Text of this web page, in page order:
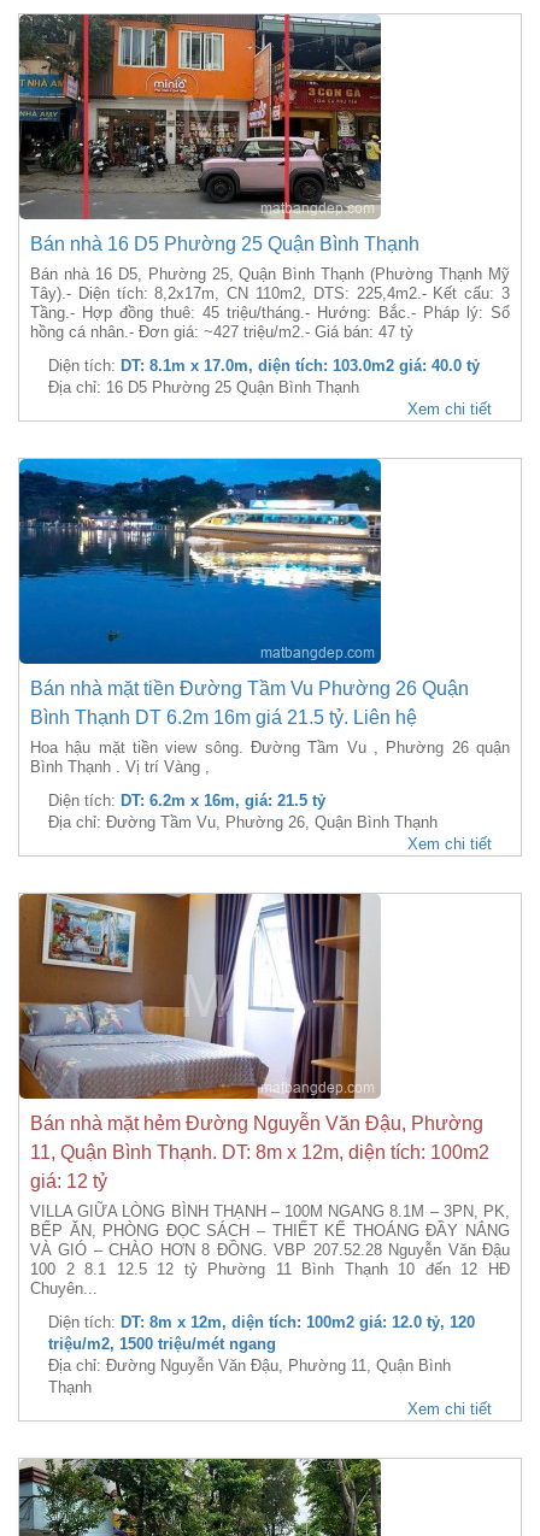
Bán nhà 16 D5 Phường 25 Quận Bình Thạnh
Bán nhà 16 D5, Phường 25, Quận Bình Thạnh (Phường Thạnh Mỹ
Tây).- Diện tích: 8,2x17m, CN 110m2, DTS: 225,4m2.- Kết cấu: 3
Tầng.- Hợp đồng thuê: 45 triệu/tháng.- Hướng: Bắc.- Pháp lý: Sổ
hồng cá nhân.- Đơn giá: ~427 triệu/m2.- Giá bán: 47 tỷ
Diện tích: DT: 8.1m x 17.0m, diện tích: 103.0m2 giá: 40.0 tỷ
Địa chỉ: 16 D5 Phường 25 Quận Bình Thạnh
Xem chi tiết
Bán nhà mặt tiền Đường Tầm Vu Phường 26 Quận
Bình Thạnh DT 6.2m 16m giá 21.5 tỷ. Liên hệ
Hoa hậu mặt tiền view sông. Đường Tầm Vu , Phường 26 quận
Bình Thạnh . Vị trí Vàng ,
Diện tích: DT: 6.2m x 16m, giá: 21.5 tỷ
Địa chỉ: Đường Tầm Vu, Phường 26, Quận Bình Thạnh
Xem chi tiết
Bán nhà mặt hẻm Đường Nguyễn Văn Đậu, Phường
11, Quận Bình Thạnh. DT: 8m x 12m, diện tích: 100m2
giá: 12 tỷ
VILLA GIỮA LÒNG BÌNH THẠNH – 100M NGANG 8.1M – 3PN, PK,
BẾP ĂN, PHÒNG ĐỌC SÁCH – THIẾT KẾ THOÁNG ĐẦY NẮNG
VÀ GIÓ – CHÀO HƠN 8 ĐỒNG. VBP 207.52.28 Nguyễn Văn Đậu
100 2 8.1 12.5 12 tỷ Phường 11 Bình Thạnh 10 đến 12 HĐ
Chuyên...
Diện tích: DT: 8m x 12m, diện tích: 100m2 giá: 12.0 tỷ, 120
triệu/m2, 1500 triệu/mét ngang
Địa chỉ: Đường Nguyễn Văn Đậu, Phường 11, Quận Bình
Thạnh
Xem chi tiết